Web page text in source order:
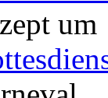
um